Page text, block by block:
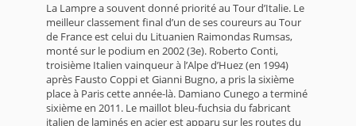
La Lampre a souvent donné priorité au Tour d’Italie. Le
meilleur classement final d’un de ses coureurs au Tour
de France est celui du Lituanien Raimondas Rumsas,
monté sur le podium en 2002 (3e). Roberto Conti,
troisième Italien vainqueur à l’Alpe d’Huez (en 1994)
après Fausto Coppi et Gianni Bugno, a pris la sixième
place à Paris cette année-là. Damiano Cunego a terminé
sixième en 2011. Le maillot bleu-fuchsia du fabricant
italien de laminés en acier est apparu sur les routes du